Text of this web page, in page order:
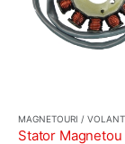
MAGNETOURI /